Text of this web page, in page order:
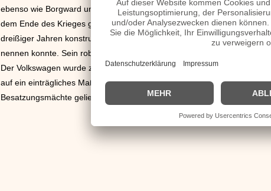
ebenso wie Borgward und die Bayerischen Motorenwerke. In
dem Ende des Krieges gebaut worden war. Er war der legendäre
dreißiger Jahren konstruiert hatte und der von Hitler in Auftrag
nennen konnte. Sein robuster 985-qcm-Boxermotor brachte eine
Der Volkswagen wurde zwar zum meistgebauten deutschen
auf ein einträgliches Maß zu steigern. Und auch von den seit
Besatzungsmächte geliefert. Das VW-Werk war durch alliierte